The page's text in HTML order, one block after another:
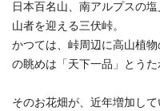
日本百名山、南アルプスの
山者を迎える三伏峠。
かつては、峠周辺に高山植
の眺めは「天下一品」とうた
そのお花畑が、近年増加し